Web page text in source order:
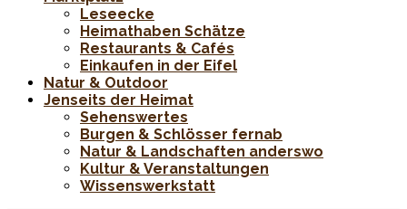
Leseecke
Heimathaben Schätze
Restaurants & Cafés
Einkaufen in der Eifel
Natur & Outdoor
Jenseits der Heimat
Sehenswertes
Burgen & Schlösser fernab
Natur & Landschaften anderswo
Kultur & Veranstaltungen
Wissenswerkstatt